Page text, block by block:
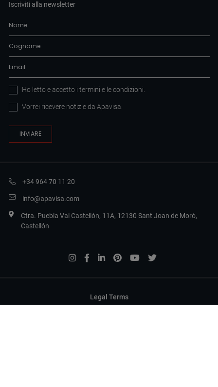
Iscriviti alla newsletter
Ho letto e accetto i termini e le condizioni
Vorrei ricevere notizie da Apavisa.
+34 964 70 11 20
info@apavisa.com
Ctra. Puebla Val Castellón, 11A, 12130 Sant Joan de Moró,
Castellón
Legal Terms